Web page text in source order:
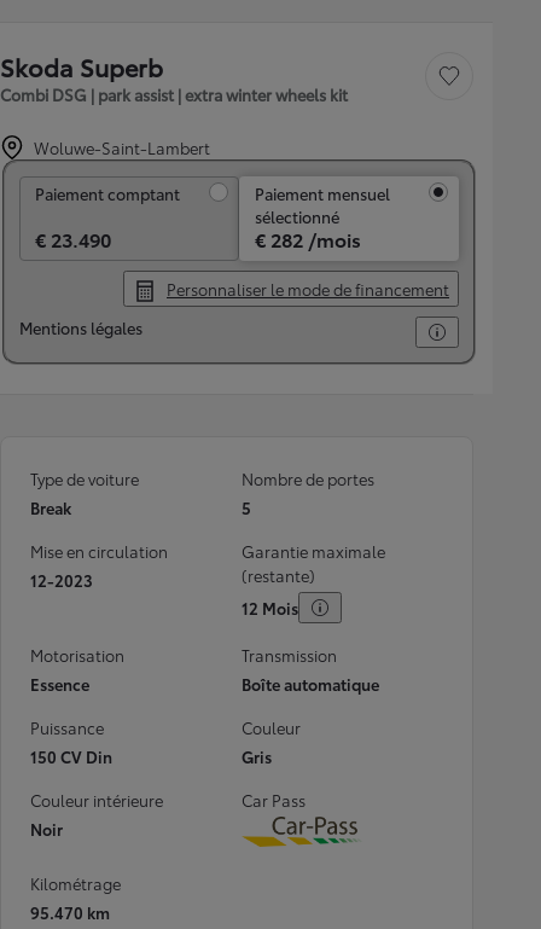
Skoda Superb
Combi DSG | park assist | extra winter wheels kit
Sauvegarder le
Woluwe-Saint-Lambert
Paiement comptant
€ 23.490
Paiement mensuel
sélectionné
€ 282 /mois
Personnaliser le mode de financement
Mentions légales
Type de voiture
Break
Nombre de portes
5
Mise en circulation
12-2023
Garantie maximale
(restante)
12 Mois
Motorisation
Essence
Transmission
Boîte automatique
Puissance
150 CV Din
Couleur
Gris
Couleur intérieure
Noir
Car Pass
Download
Kilométrage
95.470 km